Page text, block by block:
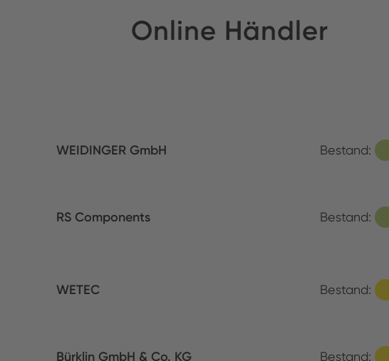
Online Händler
WEIDINGER GmbH Bestand:
RS Components Bestand:
WETEC Bestand:
Bürklin GmbH & Co. KG Bestand: